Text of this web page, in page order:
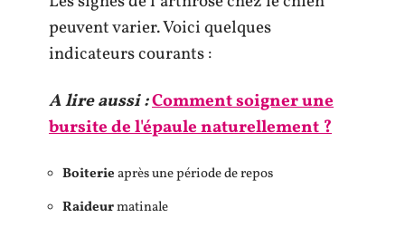
peuvent varier. Voici quelques
indicateurs courants :
A lire aussi :Comment soigner une
bursite de l'épaule naturellement ?
Boiterieaprès une période de repos
Raideurmatinale